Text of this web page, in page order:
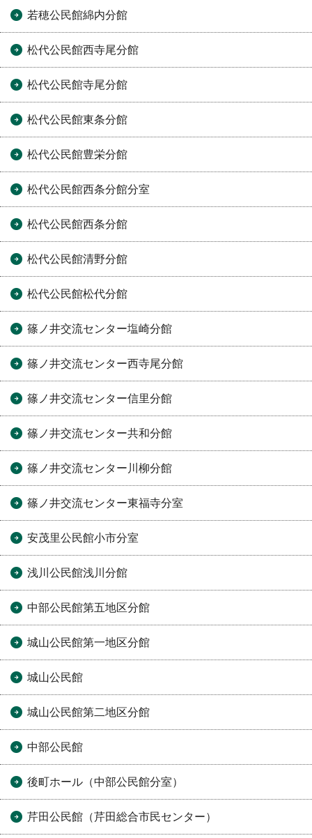
若穂公民館綿内分館
松代公民館西寺尾分館
松代公民館寺尾分館
松代公民館東条分館
松代公民館豊栄分館
松代公民館西条分館分室
松代公民館西条分館
松代公民館清野分館
松代公民館松代分館
篠ノ井交流センター塩崎分館
篠ノ井交流センター西寺尾分館
篠ノ井交流センター信里分館
篠ノ井交流センター共和分館
篠ノ井交流センター川柳分館
篠ノ井交流センター東福寺分室
安茂里公民館小市分室
浅川公民館浅川分館
中部公民館第五地区分館
城山公民館第一地区分館
城山公民館
城山公民館第二地区分館
中部公民館
後町ホール（中部公民館分室）
芹田公民館（芹田総合市民センター）